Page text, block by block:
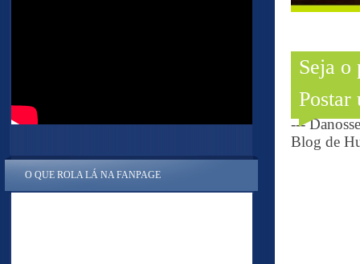
Seja o
Postar
---
Blog de
O QUE ROLA LÁ NA FANPAGE